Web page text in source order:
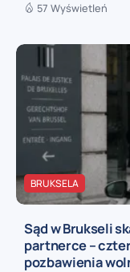
57 Wyświetleń
BRUKSELA
Sąd w Brukseli
partnerce –
pozbawienia